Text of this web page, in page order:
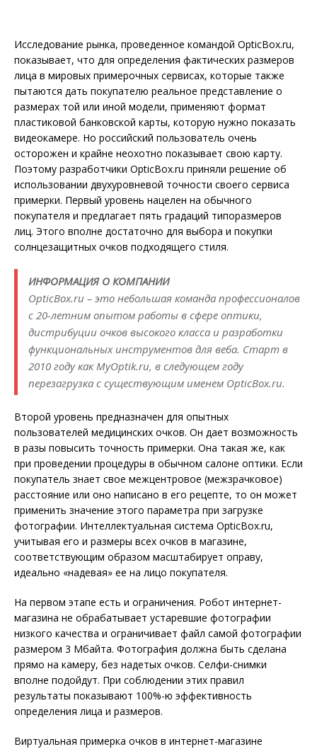
Исследование рынка, проведенное командой OpticBox.ru,
показывает, что для определения фактических размеров
лица в мировых примерочных сервисах, которые также
пытаются дать покупателю реальное представление о
размерах той или иной модели, применяют формат
пластиковой банковской карты, которую нужно показать
видеокамере. Но российский пользователь очень
осторожен и крайне неохотно показывает свою карту.
Поэтому разработчики OpticBox.ru приняли решение об
использовании двухуровневой точности своего сервиса
примерки. Первый уровень нацелен на обычного
покупателя и предлагает пять градаций типоразмеров
лиц. Этого вполне достаточно для выбора и покупки
солнцезащитных очков подходящего стиля.
ИНФОРМАЦИЯ О КОМПАНИИ
OpticBox.ru – это небольшая команда профессионалов
с 20-летним опытом работы в сфере оптики,
дистрибуции очков высокого класса и разработки
функциональных инструментов для веба. Старт в
2010 году как MyOptik.ru, в следующем году
перезагрузка с существующим именем OpticBox.ru.
Второй уровень предназначен для опытных
пользователей медицинских очков. Он дает возможность
в разы повысить точность примерки. Она такая же, как
при проведении процедуры в обычном салоне оптики. Если
покупатель знает свое межцентровое (межзрачковое)
расстояние или оно написано в его рецепте, то он может
применить значение этого параметра при загрузке
фотографии. Интеллектуальная система OpticBox.ru,
учитывая его и размеры всех очков в магазине,
соответствующим образом масштабирует оправу,
идеально «надевая» ее на лицо покупателя.
На первом этапе есть и ограничения. Робот интернет-
магазина не обрабатывает устаревшие фотографии
низкого качества и ограничивает файл самой фотографии
размером 3 Мбайта. Фотография должна быть сделана
прямо на камеру, без надетых очков. Селфи-снимки
вполне подойдут. При соблюдении этих правил
результаты показывают 100%-ю эффективность
определения лица и размеров.
Виртуальная примерка очков в интернет-магазине